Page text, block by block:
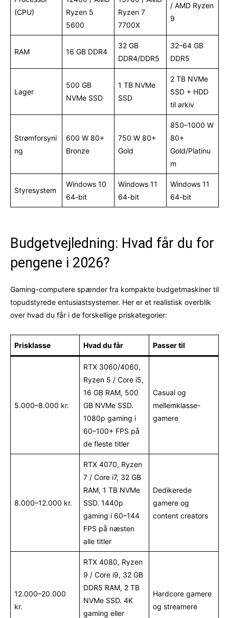
(CPU)
Ryzen 5
5600
Ryzen 7
7700X
/ AMD Ryzen
9
RAM 16 GB DDR4
32 GB
DDR4/DDR5
32–64 GB
DDR5
Lager
500 GB
NVMe SSD
1 TB NVMe
SSD
2 TB NVMe
SSD + HDD
til arkiv
Strømforsyni
ng
600 W 80+
Bronze
750 W 80+
Gold
850–1000 W
80+
Gold/Platinu
m
Styresystem
Windows 10
64-bit
Windows 11
64-bit
Windows 11
64-bit
Budgetvejledning: Hvad får du for
pengene i 2026?
Gaming-computere spænder fra kompakte budgetmaskiner til
topudstyrede entusiastsystemer. Her er et realistisk overblik
over hvad du får i de forskellige priskategorier:
Prisklasse Hvad du får Passer til
5.000–8.000 kr.
RTX 3060/4060,
Ryzen 5 / Core i5,
16 GB RAM, 500
GB NVMe SSD.
1080p gaming i
60–100+ FPS på
de fleste titler
Casual og
mellemklasse-
gamere
8.000–12.000 kr.
RTX 4070, Ryzen
7 / Core i7, 32 GB
RAM, 1 TB NVMe
SSD. 1440p
gaming i 60–144
FPS på næsten
alle titler
Dedikerede
gamere og
content creators
12.000–20.000
kr.
RTX 4080, Ryzen
9 / Core i9, 32 GB
DDR5 RAM, 2 TB
NVMe SSD. 4K
gaming eller
Hardcore gamere
og streamere